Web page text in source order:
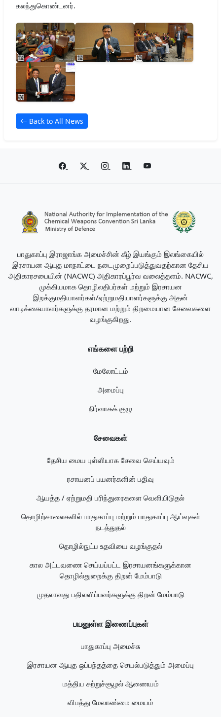
கலந்துகொண்டனர்.
Back to All News
பாதுகாப்பு இராஜாங்க அமைச்சின் கீழ் இயங்கும் இலங்கையில்
இரசாயன ஆயுத மாநாட்டை நடைமுறைப்படுத்துவதற்கான தேசிய
அதிகாரசபையின் (NACWC) அதிகாரப்பூர்வ வலைத்தளம். NACWC,
முக்கியமாக தொழிலதிபர்கள் மற்றும் இரசாயன
இறக்குமதியாளர்கள்/ஏற்றுமதியாளர்களுக்கு அதன்
வாடிக்கையாளர்களுக்கு தரமான மற்றும் திறமையான சேவைகளை
வழங்குகிறது.
எங்களை பற்றி
மேலோட்டம்
அமைப்பு
நிர்வாகக் குழு
சேவைகள்
தேசிய மைய புள்ளியாக சேவை செய்யவும்
ரசாயனப் பயனர்களின் பதிவு
ஆயத்த / ஏற்றுமதி பரிந்துரைகளை வெளியிடுதல்
தொழிற்சாலைகளில் பாதுகாப்பு மற்றும் பாதுகாப்பு ஆய்வுகள்
நடத்துதல்
தொழில்நுட்ப உதவியை வழங்குதல்
கால அட்டவணை செய்யப்பட்ட இரசாயனங்களுக்கான
தொழில்துறைக்கு திறன் மேம்பாடு
முதலாவது பதிலளிப்பவர்களுக்கு திறன் மேம்பாடு
பயனுள்ள இணைப்புகள்
பாதுகாப்பு அமைச்சு
இரசாயன ஆயுத ஒப்பந்தத்தை செயல்படுத்தும் அமைப்பு
மத்திய சுற்றுச்சூழல் ஆணையம்
விபத்து மேலாண்மை மையம்